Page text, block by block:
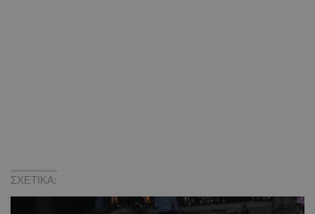
ΣΧΕΤΙΚΑ: